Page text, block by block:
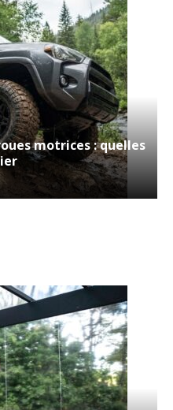
motrices : quelles